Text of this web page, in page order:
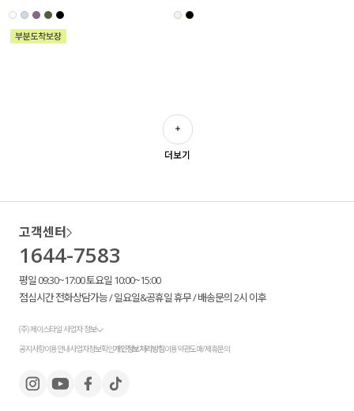
더보기
고객센터
1644-7583
평일 09:30~17:00 토요일 10:00~15:00
점심시간 전화상담가능 / 일요일&공휴일 휴무 / 배송문의 2시 이후
(주) 제이스타일 사업자 정보
공지사항이용안내사업자정보확인개인정보처리방침이용약관도매/제휴문의